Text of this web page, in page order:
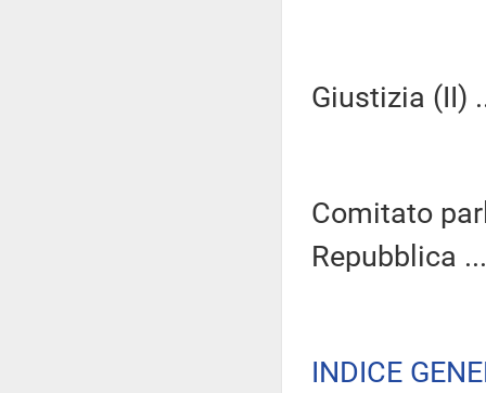
Giustizia (II)
Comitato
Repubblica
INDICE